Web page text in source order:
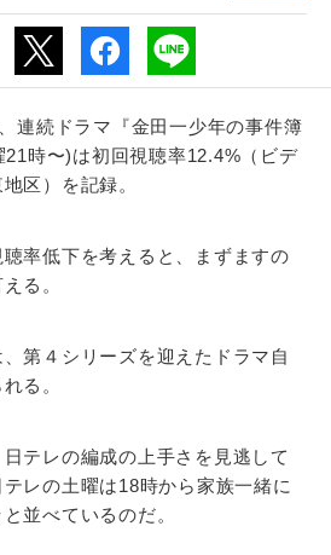
連続ドラマ『金田一少年の事件簿
時〜)は初回視聴率12.4%（ビデ
区）を記録。
率低下を考えると、まずますの
る。
第４シリーズを迎えたドラマ自
る。
テレの編成の上手さを見逃して
レの土曜は18時から家族一緒に
並べているのだ。